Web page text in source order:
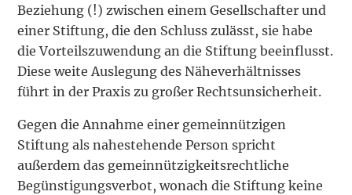
Beziehung (!) zwischen einem Gesellschafter und
einer Stiftung, die den Schluss zulässt, sie habe
die Vorteilszuwendung an die Stiftung beeinflusst.
Diese weite Auslegung des Näheverhältnisses
führt in der Praxis zu großer Rechtsunsicherheit.
Gegen die Annahme einer gemeinnützigen
Stiftung als nahestehende Person spricht
außerdem das gemeinnützigkeitsrechtliche
Begünstigungsverbot, wonach die Stiftung keine